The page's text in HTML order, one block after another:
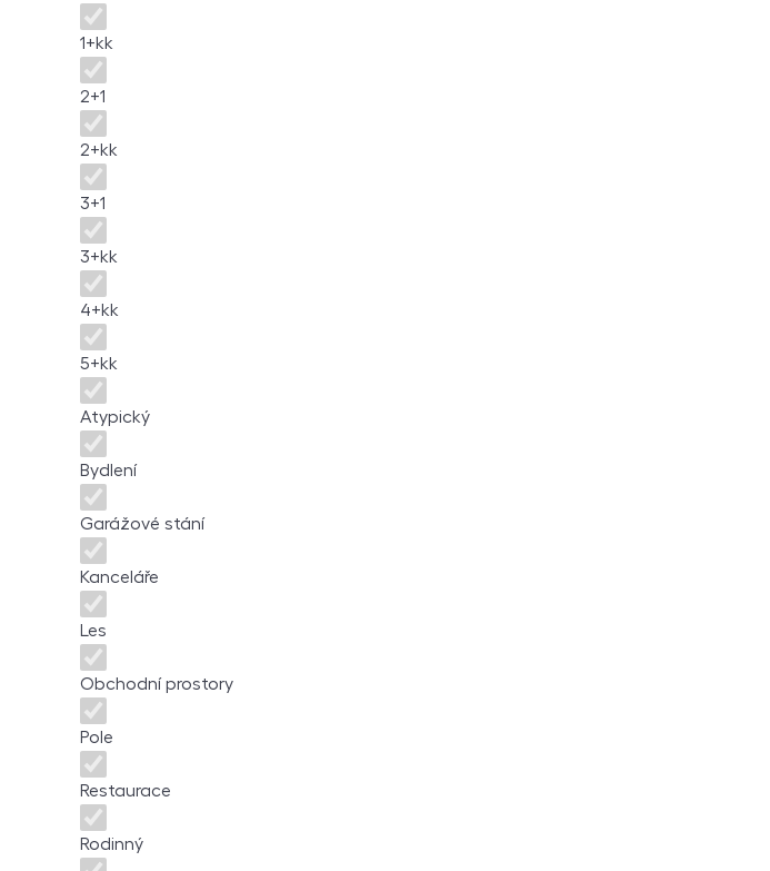
1+kk
2+1
2+kk
3+1
3+kk
4+kk
5+kk
Atypický
Bydlení
Garážové stání
Kanceláře
Les
Obchodní prostory
Pole
Restaurace
Rodinný